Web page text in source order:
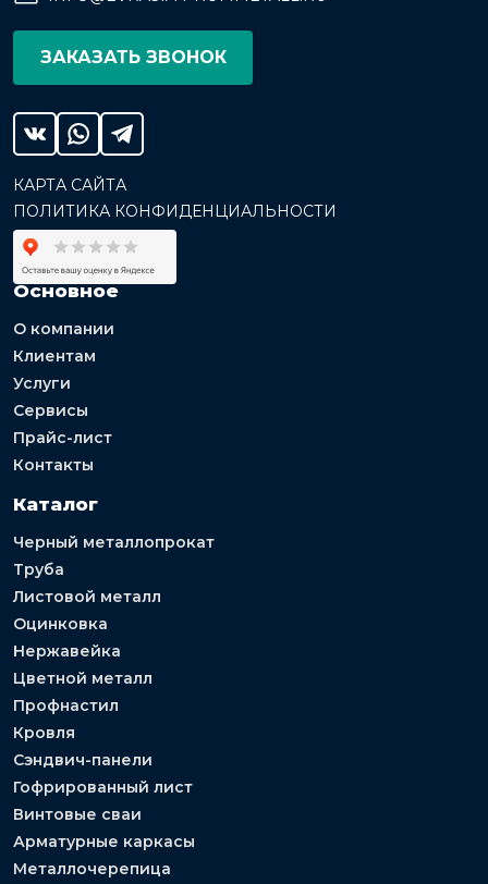
ЗАКАЗАТЬ ЗВОНОК
КАРТА САЙТА
ПОЛИТИКА КОНФИДЕНЦИАЛЬНОСТИ
Основное
О компании
Клиентам
Услуги
Сервисы
Прайс-лист
Контакты
Каталог
Черный металлопрокат
Труба
Листовой металл
Оцинковка
Нержавейка
Цветной металл
Профнастил
Кровля
Сэндвич-панели
Гофрированный лист
Винтовые сваи
Арматурные каркасы
Металлочерепица